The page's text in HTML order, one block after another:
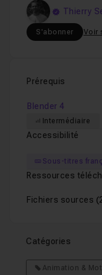
Thierry
S'abonner Voir
Prérequis
Blender 4
Intermédiaire
Accessibilité
Sous-titres
Ressources
Fichiers sources
Catégories
Animation &